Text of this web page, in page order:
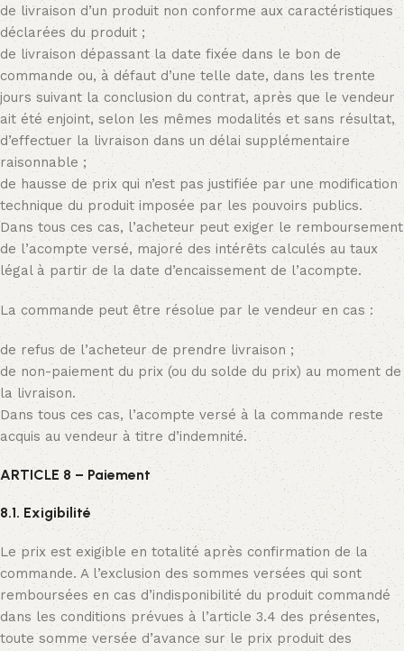
de livraison d’un produit non conforme aux caractéristiques
déclarées du produit ;
de livraison dépassant la date fixée dans le bon de
commande ou, à défaut d’une telle date, dans les trente
jours suivant la conclusion du contrat, après que le vendeur
ait été enjoint, selon les mêmes modalités et sans résultat,
d’effectuer la livraison dans un délai supplémentaire
raisonnable ;
de hausse de prix qui n’est pas justifiée par une modification
technique du produit imposée par les pouvoirs publics.
Dans tous ces cas, l’acheteur peut exiger le remboursement
de l’acompte versé, majoré des intérêts calculés au taux
légal à partir de la date d’encaissement de l’acompte.
La commande peut être résolue par le vendeur en cas :
de refus de l’acheteur de prendre livraison ;
de non-paiement du prix (ou du solde du prix) au moment de
la livraison.
Dans tous ces cas, l’acompte versé à la commande reste
acquis au vendeur à titre d’indemnité.
ARTICLE 8 – Paiement
8.1. Exigibilité
Le prix est exigible en totalité après confirmation de la
commande. A l’exclusion des sommes versées qui sont
remboursées en cas d’indisponibilité du produit commandé
dans les conditions prévues à l’article 3.4 des présentes,
toute somme versée d’avance sur le prix produit des